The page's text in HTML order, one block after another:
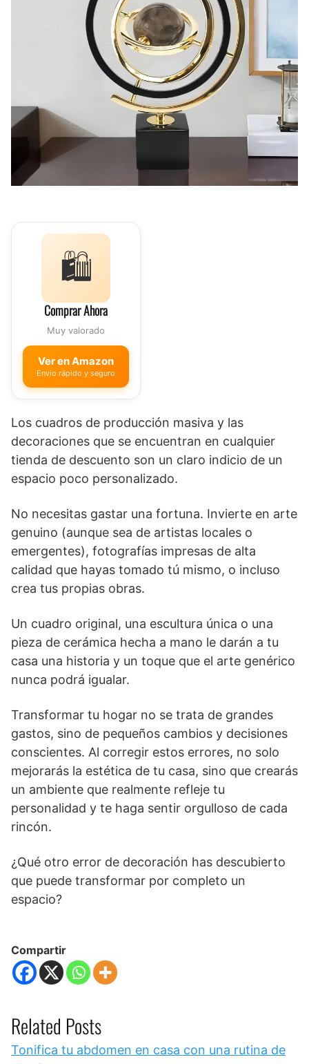
🛍️
Comprar Ahora
Muy valorado
Ver en Amazon
Envío rápido y seguro
Los cuadros de producción masiva y las
decoraciones que se encuentran en cualquier
tienda de descuento son un claro indicio de un
espacio poco personalizado.
No necesitas gastar una fortuna. Invierte en arte
genuino (aunque sea de artistas locales o
emergentes), fotografías impresas de alta
calidad que hayas tomado tú mismo, o incluso
crea tus propias obras.
Un cuadro original, una escultura única o una
pieza de cerámica hecha a mano le darán a tu
casa una historia y un toque que el arte genérico
nunca podrá igualar.
Transformar tu hogar no se trata de grandes
gastos, sino de pequeños cambios y decisiones
conscientes. Al corregir estos errores, no solo
mejorarás la estética de tu casa, sino que crearás
un ambiente que realmente refleje tu
personalidad y te haga sentir orgulloso de cada
rincón.
¿Qué otro error de decoración has descubierto
que puede transformar por completo un
espacio?
Compartir
Related Posts
Tonifica tu abdomen en casa con una rutina de